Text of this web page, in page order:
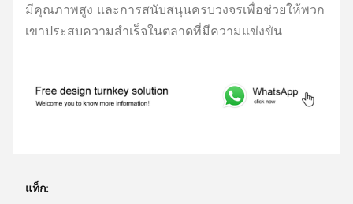
มีคุณภาพสูง และการสนับสนุนครบวงจรเพื่อช่วยให้พวก
เขาประสบความสําเร็จในตลาดที่มีความแข่งขัน
แท็ก: